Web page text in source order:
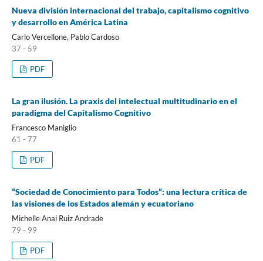
Nueva división internacional del trabajo, capitalismo cognitivo
y desarrollo en América Latina
Carlo Vercellone, Pablo Cardoso
37 - 59
PDF
La gran ilusión. La praxis del intelectual multitudinario en el
paradigma del Capitalismo Cognitivo
Francesco Maniglio
61 - 77
PDF
“Sociedad de Conocimiento para Todos”: una lectura crítica de
las visiones de los Estados alemán y ecuatoriano
Michelle Anai Ruiz Andrade
79 - 99
PDF